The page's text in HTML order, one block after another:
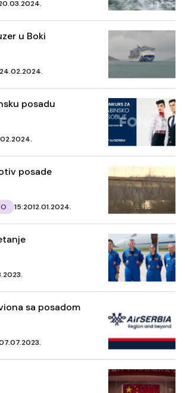
u Boki
24.02.2024.
posadu
posade
15:2012.01.2024.
sa posadom